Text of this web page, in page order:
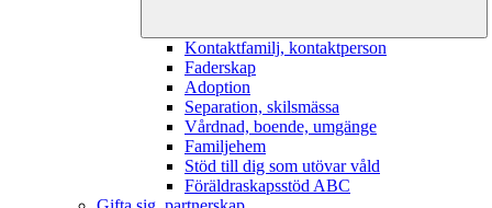
Kontaktfamilj, kontaktperson
Faderskap
Adoption
Separation, skilsmässa
Vårdnad, boende, umgänge
Familjehem
Stöd till dig som utövar våld
Föräldraskapsstöd ABC